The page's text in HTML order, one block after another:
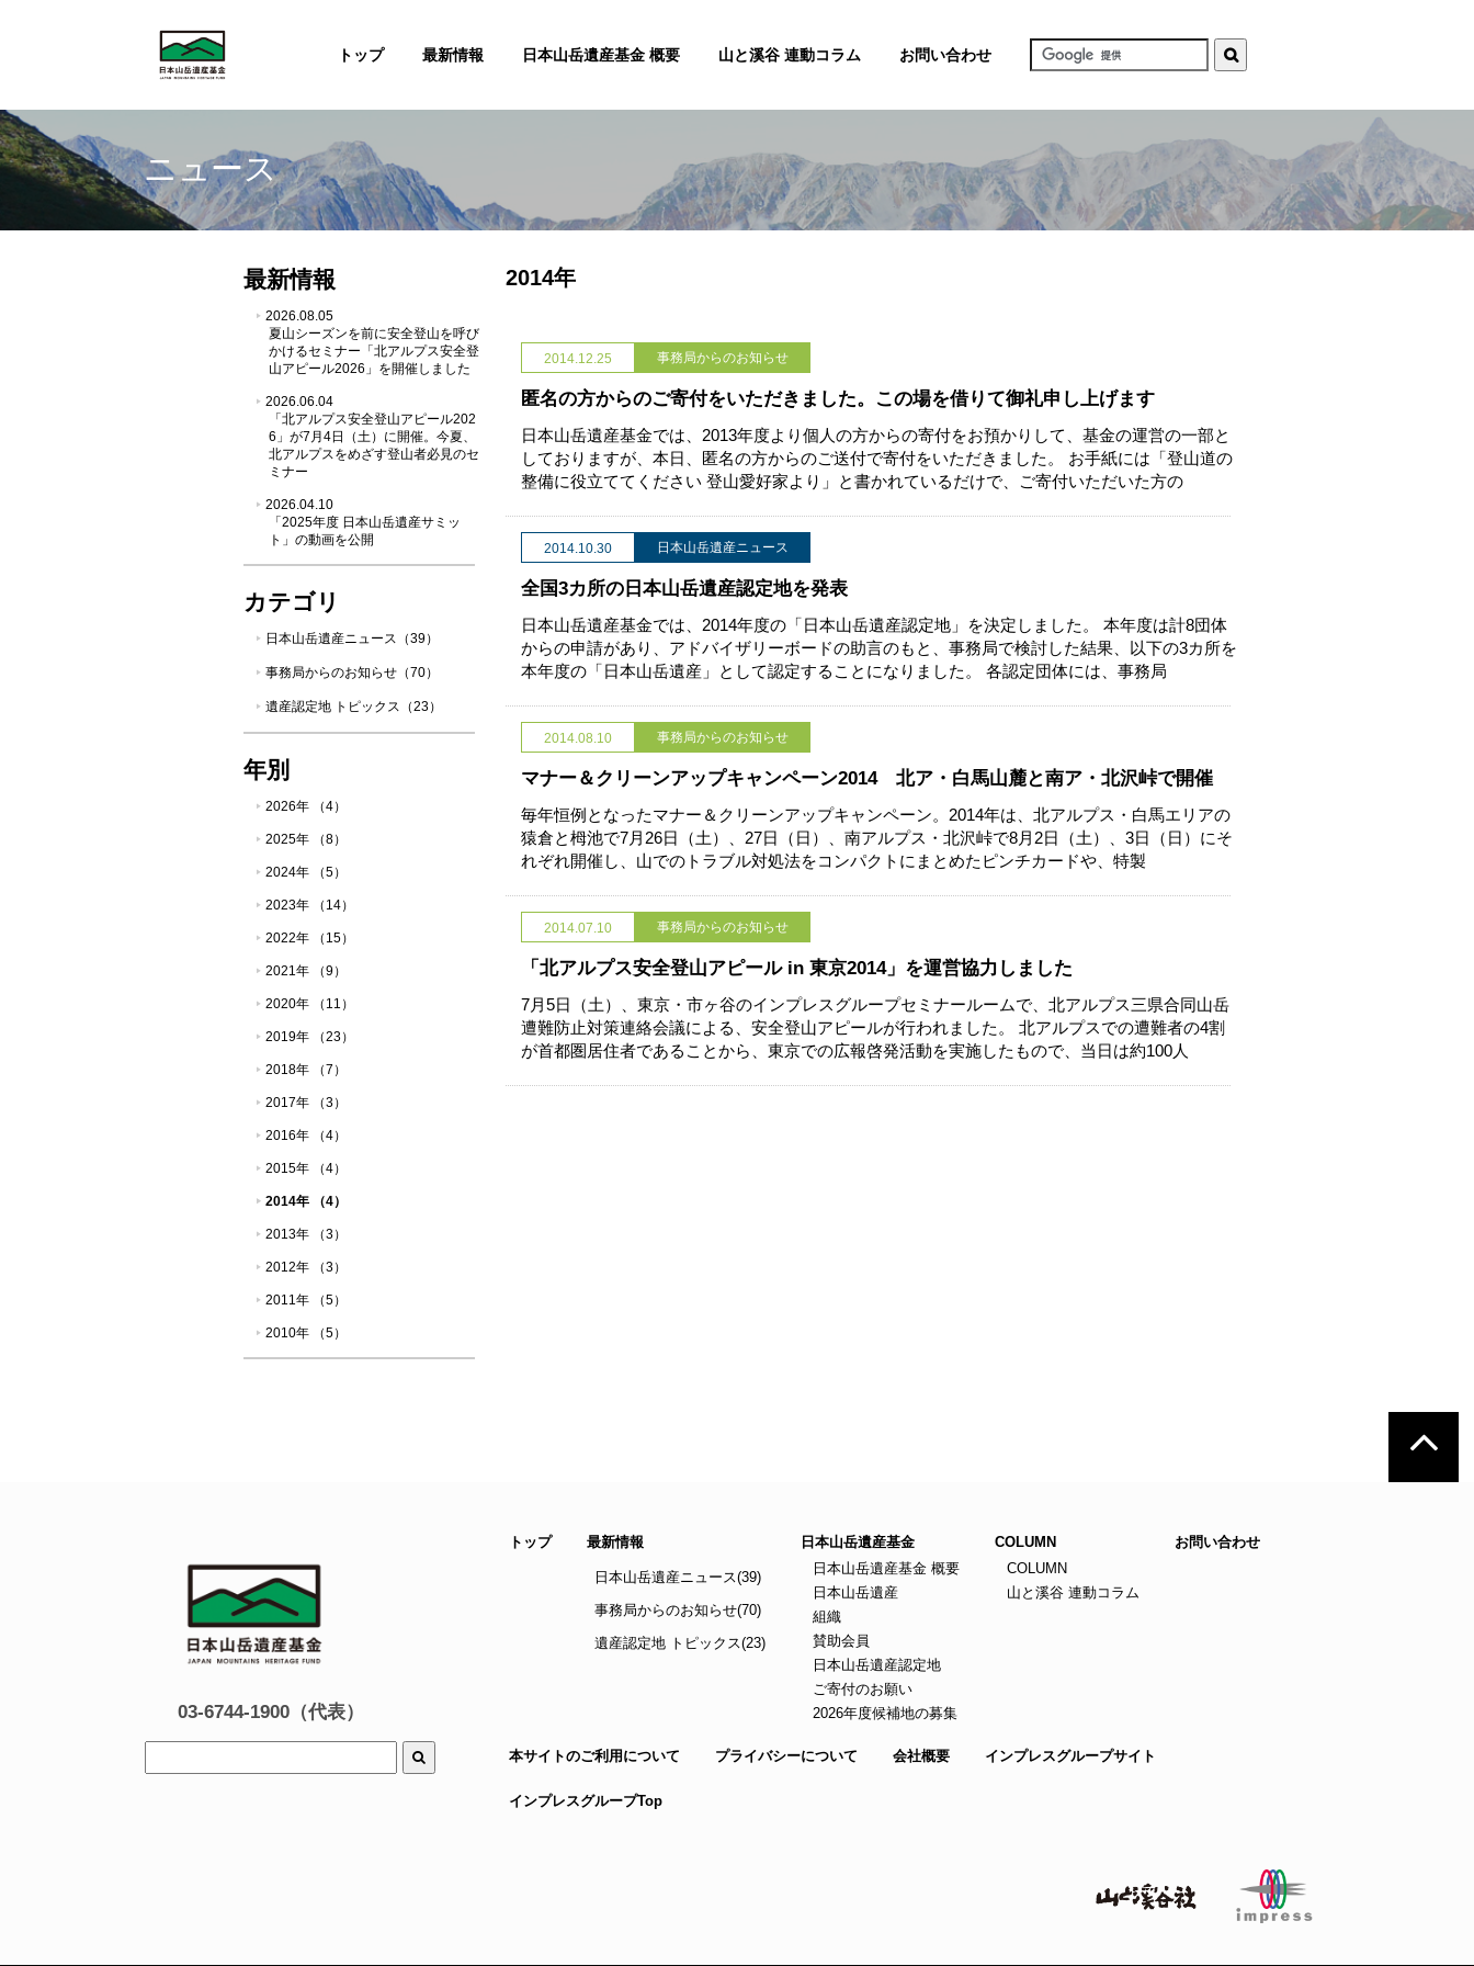
トップ 最新情報 日本山岳遺産基金 概要 山と溪谷 連動コラム お問い合わせ
ニュース
2014年
2014.12.25 事務局からのお知らせ
匿名の方からのご寄付をいただきました。この場を借りて御礼申し上げます
日本山岳遺産基金では、2013年度より個人の方からの寄付をお預かりして、基金の運営の一部と
しておりますが、本日、匿名の方からのご送付で寄付をいただきました。 お手紙には「登山道の
整備に役立ててください 登山愛好家より」と書かれているだけで、ご寄付いただいた方の
2014.10.30 日本山岳遺産ニュース
全国3カ所の日本山岳遺産認定地を発表
日本山岳遺産基金では、2014年度の「日本山岳遺産認定地」を決定しました。 本年度は計8団体
からの申請があり、アドバイザリーボードの助言のもと、事務局で検討した結果、以下の3カ所を
本年度の「日本山岳遺産」として認定することになりました。 各認定団体には、事務局
2014.08.10 事務局からのお知らせ
マナー＆クリーンアップキャンペーン2014 北ア・白馬山麓と南ア・北沢峠で開催
毎年恒例となったマナー＆クリーンアップキャンペーン。2014年は、北アルプス・白馬エリアの
猿倉と栂池で7月26日（土）、27日（日）、南アルプス・北沢峠で8月2日（土）、3日（日）にそ
れぞれ開催し、山でのトラブル対処法をコンパクトにまとめたピンチカードや、特製
2014.07.10 事務局からのお知らせ
「北アルプス安全登山アピール in 東京2014」を運営協力しました
7月5日（土）、東京・市ヶ谷のインプレスグループセミナールームで、北アルプス三県合同山岳
遭難防止対策連絡会議による、安全登山アピールが行われました。 北アルプスでの遭難者の4割
が首都圏居住者であることから、東京での広報啓発活動を実施したもので、当日は約100人
最新情報
2026.08.05
夏山シーズンを前に安全登山を呼び
かけるセミナー「北アルプス安全登
山アピール2026」を開催しました
2026.06.04
「北アルプス安全登山アピール202
6」が7月4日（土）に開催。今夏、
北アルプスをめざす登山者必見のセ
ミナー
2026.04.10
「2025年度 日本山岳遺産サミッ
ト」の動画を公開
カテゴリ
日本山岳遺産ニュース（39）
事務局からのお知らせ（70）
遺産認定地 トピックス（23）
年別
2026年 （4）
2025年 （8）
2024年 （5）
2023年 （14）
2022年 （15）
2021年 （9）
2020年 （11）
2019年 （23）
2018年 （7）
2017年 （3）
2016年 （4）
2015年 （4）
2014年 （4）
2013年 （3）
2012年 （3）
2011年 （5）
2010年 （5）
03-6744-1900（代表）
トップ 最新情報
日本山岳遺産ニュース(39)
事務局からのお知らせ(70)
遺産認定地 トピックス(23)
日本山岳遺産基金
日本山岳遺産基金 概要
日本山岳遺産
組織
賛助会員
日本山岳遺産認定地
ご寄付のお願い
2026年度候補地の募集
COLUMN
COLUMN
山と溪谷 連動コラム
お問い合わせ
本サイトのご利用について プライバシーについて 会社概要 インプレスグループサイト
インプレスグループTop